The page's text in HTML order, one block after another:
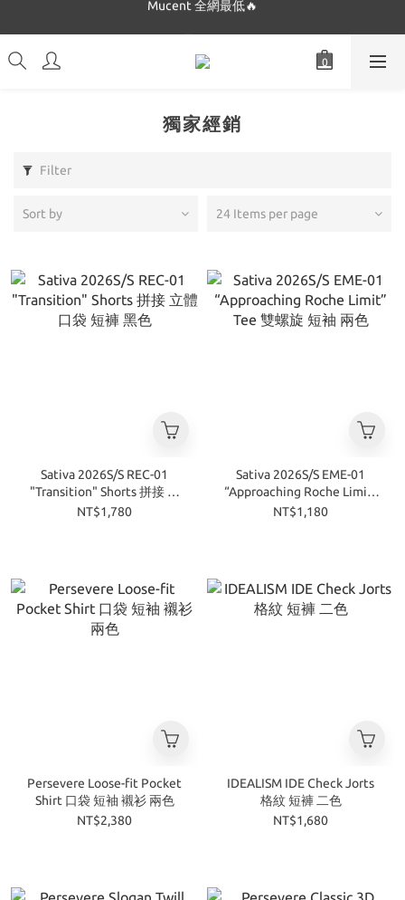
獨家經銷
Filter
Sort by 24 Items per page
Sativa 2026S/S REC-01
"Transition" Shorts 拼接 立
體 口袋 短褲 黑色
NT$1,780
Sativa 2026S/S EME-01
“Approaching Roche Limit”
Tee 雙螺旋 短袖 兩色
NT$1,180
Persevere Loose-fit Pocket
Shirt 口袋 短袖 襯衫 兩色
NT$2,380
IDEALISM IDE Check Jorts
格紋 短褲 二色
NT$1,680